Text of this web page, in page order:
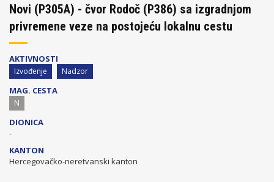
Novi (P305A) - čvor Rodoč (P386) sa izgradnjom
privremene veze na postojeću lokalnu cestu
AKTIVNOSTI
Izvođenje Nadzor
MAG. CESTA
N
DIONICA
-
KANTON
Hercegovačko-neretvanski kanton